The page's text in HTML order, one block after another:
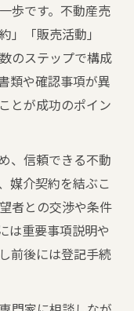
歩です。不動産売
」「販売活動」
のステップで構成
類や確認事項が異
とが成功のポイン
、信頼できる不動
媒介契約を結ぶこ
者との交渉や条件
は重要事項説明や
前後には登記手続